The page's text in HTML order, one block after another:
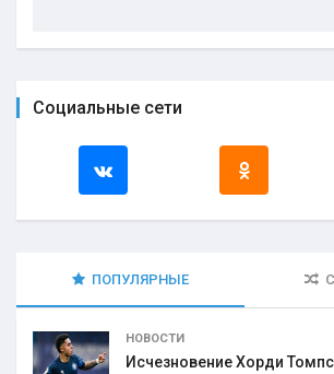
Социальные сети
ПОПУЛЯРНЫЕ
НОВОСТИ
Исчезновение Хорди